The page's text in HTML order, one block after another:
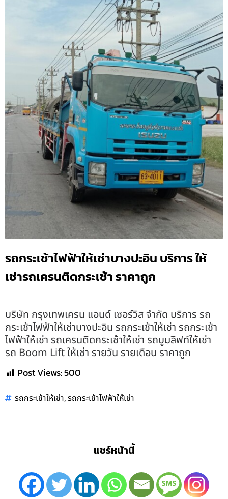
รถกระเช้าไฟฟ้าให้เช่าบางปะอิน บริการ ให้
เช่ารถเครนติดกระเช้า ราคาถูก
บริษัท กรุงเทพเครน แอนด์ เซอร์วิส จำกัด บริการ รถ
กระเช้าไฟฟ้าให้เช่าบางปะอิน รถกระเช้าให้เช่า รถกระเช้า
ไฟฟ้าให้เช่า รถเครนติดกระเช้าให้เช่า รถบูมลิฟท์ให้เช่า
รถ Boom Lift ให้เช่า รายวัน รายเดือน ราคาถูก
Post Views:500
รถกระเช้าให้เช่า,รถกระเช้าไฟฟ้าให้เช่า
แชร์หน้านี้